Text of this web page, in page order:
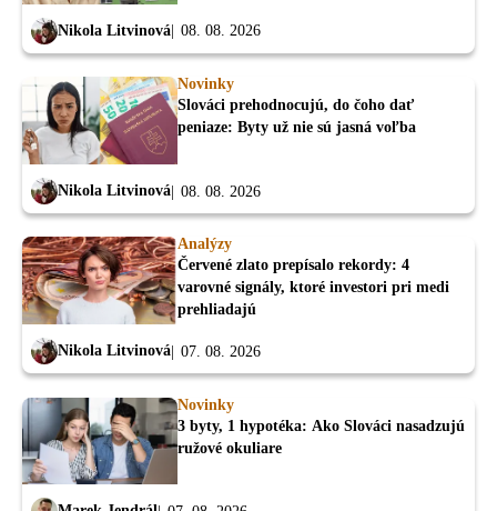
Nikola Litvinová 08. 08. 2026
Novinky
Slováci prehodnocujú, do čoho dať
peniaze: Byty už nie sú jasná voľba
Nikola Litvinová 08. 08. 2026
Analýzy
Červené zlato prepísalo rekordy: 4
varovné signály, ktoré investori pri medi
prehliadajú
Nikola Litvinová 07. 08. 2026
Novinky
3 byty, 1 hypotéka: Ako Slováci nasadzujú
ružové okuliare